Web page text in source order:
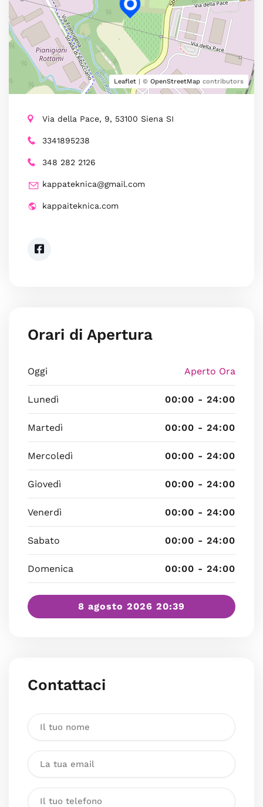
Leaflet | © OpenStreetMap contributors
Via della Pace, 9, 53100 Siena SI
3341895238
348 282 2126
kappateknica@gmail.com
kappaiteknica.com
Orari di Apertura
Oggi Aperto Ora
Lunedì 00:00 - 24:00
Martedì 00:00 - 24:00
Mercoledì 00:00 - 24:00
Giovedì 00:00 - 24:00
Venerdì 00:00 - 24:00
Sabato 00:00 - 24:00
Domenica 00:00 - 24:00
8 agosto 2026 20:39
Contattaci